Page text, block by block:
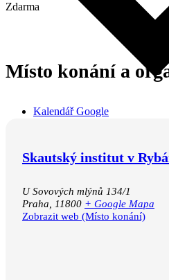
Kalendář Google
Zdarma
Místo konání a
Skautský institut v
U Sovových mlýnů 134/1
Praha, 11800 + Google Mapa
Zobrazit web (Místo konání)